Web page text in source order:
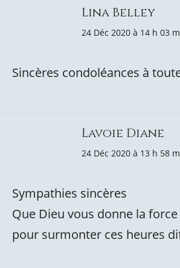
Lina Belley
24 Déc 2020 à 14 h 03
Sincères condoléances à
Lavoie Diane
24 Déc 2020 à 13 h 58
Sympathies sincères
Que Dieu vous donne la
pour surmonter ces heures